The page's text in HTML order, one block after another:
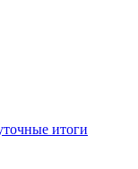
итоги